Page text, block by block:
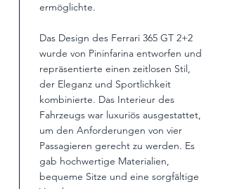
ermöglichte.
Das Design des Ferrari 365 GT 2+2
wurde von Pininfarina entworfen und
repräsentierte einen zeitlosen Stil,
der Eleganz und Sportlichkeit
kombinierte. Das Interieur des
Fahrzeugs war luxuriös ausgestattet,
um den Anforderungen von vier
Passagieren gerecht zu werden. Es
gab hochwertige Materialien,
bequeme Sitze und eine sorgfältige